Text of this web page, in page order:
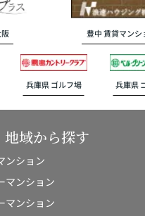
豊中 賃貸マンシ
兵庫県 ゴルフ場 兵庫県
地域から探す
ンション
マンション
マンション